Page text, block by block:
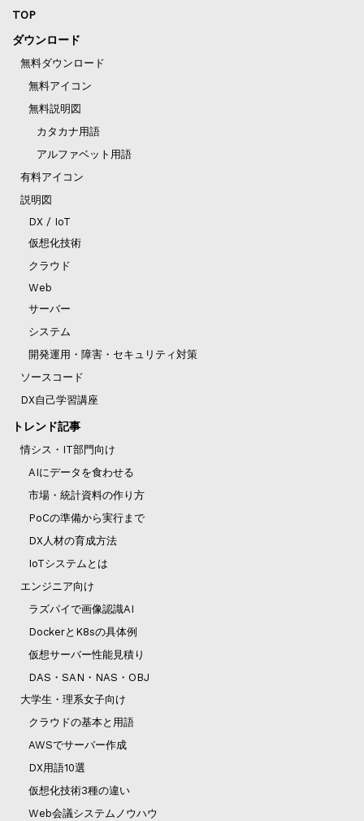
TOP
ダウンロード
無料ダウンロード
無料アイコン
無料説明図
カタカナ用語
アルファベット用語
有料アイコン
説明図
DX / IoT
仮想化技術
クラウド
Web
サーバー
システム
開発運用・障害・セキュリティ対策
ソースコード
DX自己学習講座
トレンド記事
情シス・IT部門向け
AIにデータを食わせる
市場・統計資料の作り方
PoCの準備から実行まで
DX人材の育成方法
IoTシステムとは
エンジニア向け
ラズパイで画像認識AI
DockerとK8sの具体例
仮想サーバー性能見積り
DAS・SAN・NAS・OBJ
大学生・理系女子向け
クラウドの基本と用語
AWSでサーバー作成
DX用語10選
仮想化技術3種の違い
Web会議システムノウハウ